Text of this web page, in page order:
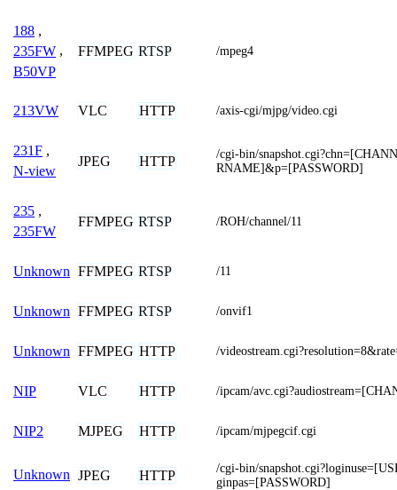
188 ,
235FW ,
B50VP
FFMPEG RTSP /mpeg4
213VW VLC HTTP /axis-cgi/mjpg/video.cgi
231F ,
N-view
JPEG HTTP
/cgi-bin/
RNAME]&p=[PASSWORD]
235 ,
235FW
FFMPEG RTSP /ROH/channel/11
Unknown FFMPEG RTSP /11
Unknown FFMPEG RTSP /onvif1
Unknown FFMPEG HTTP /
NIP VLC HTTP /ipcam/
NIP2 MJPEG HTTP /ipcam/mjpegcif.cgi
Unknown JPEG HTTP
/cgi-bin/
ginpas=[PASSWORD]